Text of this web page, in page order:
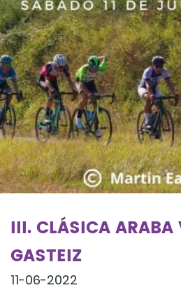
III. CLÁSICA
GASTEIZ
11-06-2022